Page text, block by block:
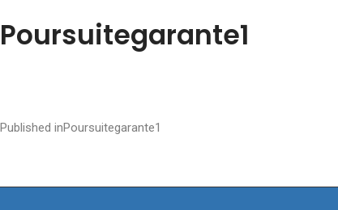
Poursuitegarante1
Post
Published inPoursuitegarante1